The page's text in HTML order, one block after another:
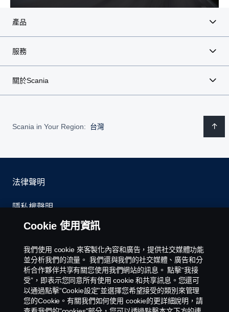
產品
服務
關於Scania
Scania in Your Region: 台灣
法律聲明
隱私權聲明
聯絡我們
環境政策
Cookies Policy
Cookie 設定
Cookie 使用資訊
我們使用 cookie 來客製化內容和廣告，提供社交媒體功能
並分析我們的流量。 我們還與我們的社交媒體、廣告和分
析合作夥伴共享有關您使用我們網站的訊息。 點擊“我接
受”，即表示您同意所有使用 cookie 和共享訊息。您還可
以通過點擊“Cookie設定”並選擇您希望接受的類別來管理
您的Cookie。有關我們如何使用 cookie的更詳細說明，請